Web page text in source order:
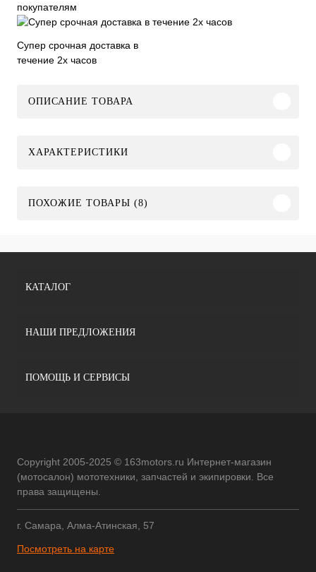
покупателям
Супер срочная доставка в
течение 2х часов
ОПИСАНИЕ ТОВАРА
ХАРАКТЕРИСТИКИ
ПОХОЖИЕ ТОВАРЫ (8)
КАТАЛОГ
НАШИ ПРЕДЛОЖЕНИЯ
ПОМОЩЬ И СЕРВИСЫ
Copyright 2005-2025 © 163motors.ru Интернет-магазин
(мотосалон) мототехники, запчастей и экипировки. Все
права защищены.
г. Самара, Алма-Атинская, 57
Посмотреть на карте